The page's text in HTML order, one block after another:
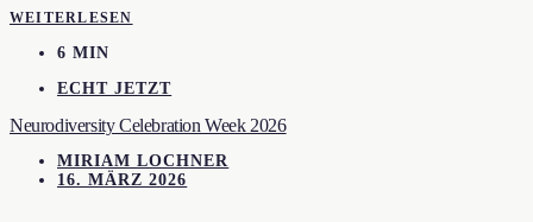
WEITERLESEN
6 MIN
ECHT JETZT
Neurodiversity Celebration Week 2026
MIRIAM LOCHNER
16. MÄRZ 2026